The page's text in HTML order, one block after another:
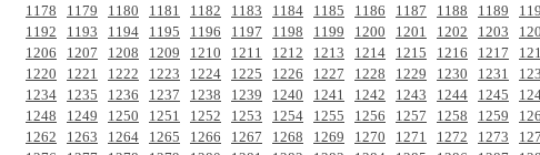
1178
1179 1180 1181 1182 1183 1184 1185 1186 1187 1188 1189
1192
1193 1194 1195 1196 1197 1198 1199 1200 1201 1202 1203
1206
1207 1208 1209 1210 1211 1212 1213 1214 1215 1216 1217
1220
1221 1222 1223 1224 1225 1226 1227 1228 1229 1230 1231
1234
1235 1236 1237 1238 1239 1240 1241 1242 1243 1244 1245
1248
1249 1250 1251 1252 1253 1254 1255 1256 1257 1258 1259
1262
1263 1264 1265 1266 1267 1268 1269 1270 1271 1272 1273